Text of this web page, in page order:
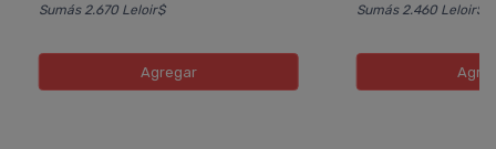
Sumás 2.670 Leloir$
Agregar
Sumás 2.460 Leloir$